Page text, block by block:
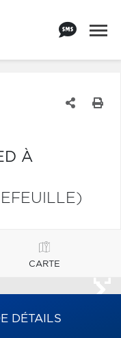
À
CARTE
DÉTAILS